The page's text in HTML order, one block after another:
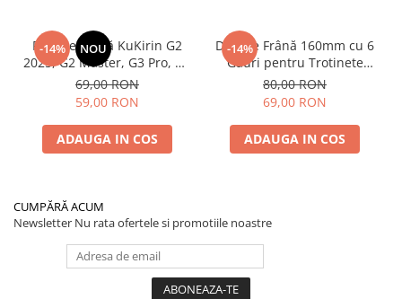
-14% NOU
Plăcuțe Frână KuKirin G2
2025, G2 Master, G3 Pro, G4
– Set 2 Bucăți (Față sau
Spate) Premium
69,00 RON
59,00 RON
ADAUGA IN COS
-14%
Disc de Frână 160mm cu 6
Găuri pentru Trotinete
Electrice KuKirin G4 (Model
2025) și KuKirin G2 –
Performanță Premium
80,00 RON
69,00 RON
ADAUGA IN COS
CUMPĂRĂ ACUM
Newsletter Nu rata ofertele si promotiile noastre